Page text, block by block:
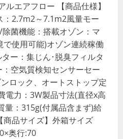
エアフロー 【商品仕様】
：2.7m2～7.1m2風量モー
除菌機能：搭載オゾン：マ
使用可能)オゾン連続稼働
ー：集じん･脱臭フィルタ
空気質検知センサーセー
ロック、オートストップ定
電力：3W製品寸法(直径x高
量：315g(付属品含まず)給
商品サイズ】外箱サイズ
奥行:70